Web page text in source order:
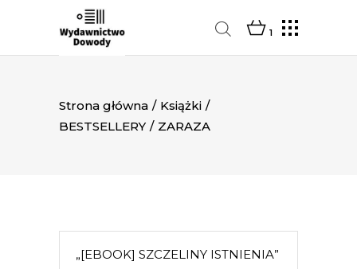
1
Strona główna / Książki /
BESTSELLERY / ZARAZA
„[EBOOK] SZCZELINY ISTNIENIA”